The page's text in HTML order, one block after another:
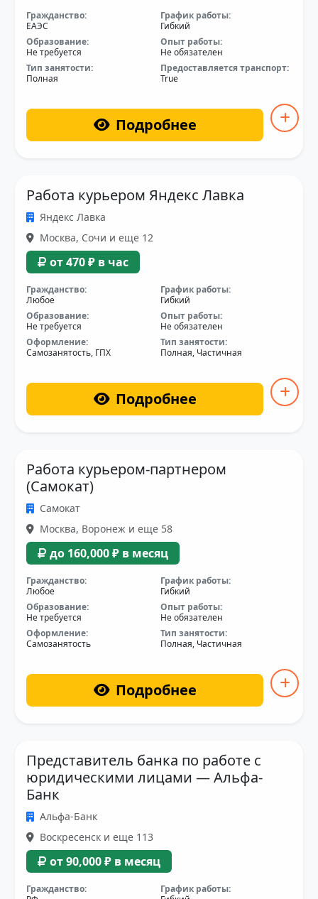
Гражданство:
ЕАЭС
График работы:
Гибкий
Образование:
Не требуется
Опыт работы:
Не обязателен
Тип занятости:
Полная
Предоставляется транспорт:
True
Подробнее
Работа курьером Яндекс Лавка
Яндекс Лавка
Москва, Сочи и еще 12
от 470 ₽ в час
Гражданство:
Любое
График работы:
Гибкий
Образование:
Не требуется
Опыт работы:
Не обязателен
Оформление:
Самозанятость, ГПХ
Тип занятости:
Полная, Частичная
Подробнее
Работа курьером-партнером
(Самокат)
Самокат
Москва, Воронеж и еще 58
до 160,000 ₽ в месяц
Гражданство:
Любое
График работы:
Гибкий
Образование:
Не требуется
Опыт работы:
Не обязателен
Оформление:
Самозанятость
Тип занятости:
Полная, Частичная
Подробнее
Представитель банка по работе с
юридическими лицами — Альфа-
Банк
Альфа-Банк
Воскресенск и еще 113
от 90,000 ₽ в месяц
Гражданство:
График работы: